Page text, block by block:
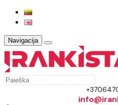
Navigacija